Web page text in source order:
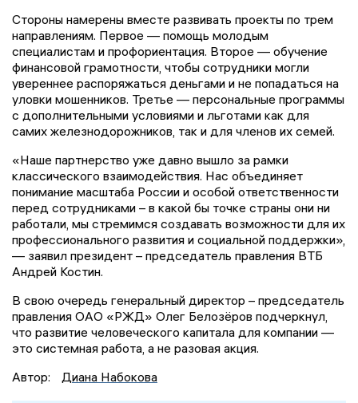
Стороны намерены вместе развивать проекты по трем
направлениям. Первое — помощь молодым
специалистам и профориентация. Второе — обучение
финансовой грамотности, чтобы сотрудники могли
увереннее распоряжаться деньгами и не попадаться на
уловки мошенников. Третье — персональные программы
с дополнительными условиями и льготами как для
самих железнодорожников, так и для членов их семей.
«Наше партнерство уже давно вышло за рамки
классического взаимодействия. Нас объединяет
понимание масштаба России и особой ответственности
перед сотрудниками – в какой бы точке страны они ни
работали, мы стремимся создавать возможности для их
профессионального развития и социальной поддержки»,
— заявил президент – председатель правления ВТБ
Андрей Костин.
В свою очередь генеральный директор – председатель
правления ОАО «РЖД» Олег Белозёров подчеркнул,
что развитие человеческого капитала для компании —
это системная работа, а не разовая акция.
Автор:
Диана Набокова